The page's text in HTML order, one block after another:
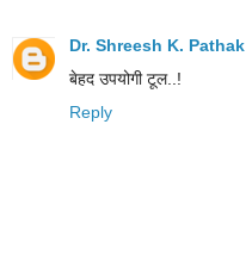
Dr. Shreesh K. Pathak
बेहद उपयोगी टूल..!
Reply